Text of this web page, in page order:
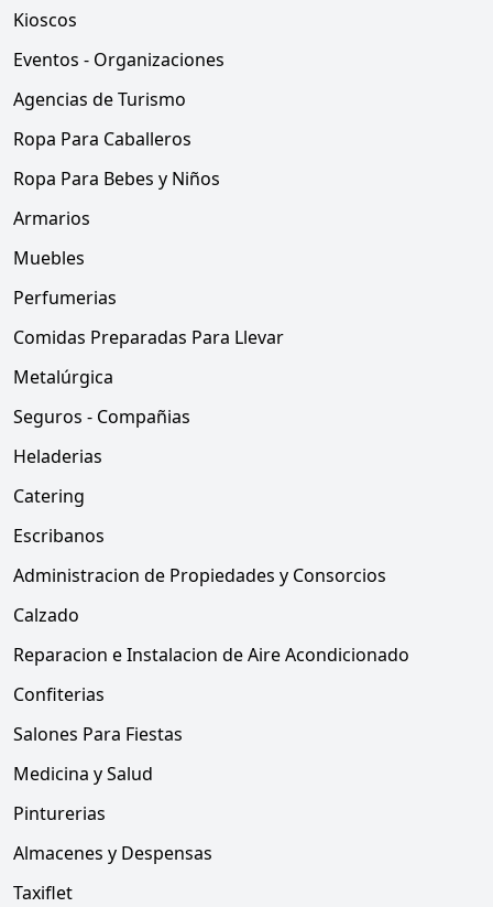
Kioscos
Eventos - Organizaciones
Agencias de Turismo
Ropa Para Caballeros
Ropa Para Bebes y Niños
Armarios
Muebles
Perfumerias
Comidas Preparadas Para Llevar
Metalúrgica
Seguros - Compañias
Heladerias
Catering
Escribanos
Administracion de Propiedades y Consorcios
Calzado
Reparacion e Instalacion de Aire Acondicionado
Confiterias
Salones Para Fiestas
Medicina y Salud
Pinturerias
Almacenes y Despensas
Taxiflet